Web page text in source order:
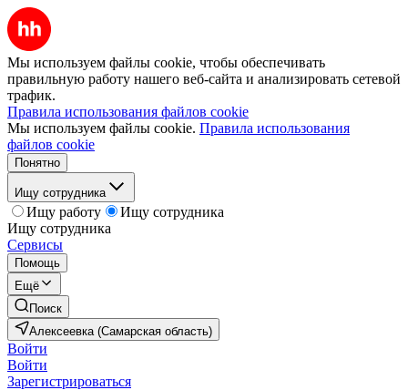
Мы используем файлы cookie, чтобы обеспечивать
правильную работу нашего веб-сайта и анализировать сетевой
трафик.
Правила использования файлов cookie
Мы используем файлы cookie. Правила использования
файлов cookie
Понятно
Ищу сотрудника
Ищу работу
Ищу сотрудника
Ищу сотрудника
Сервисы
Помощь
Ещё
Поиск
Алексеевка (Самарская область)
Войти
Войти
Зарегистрироваться